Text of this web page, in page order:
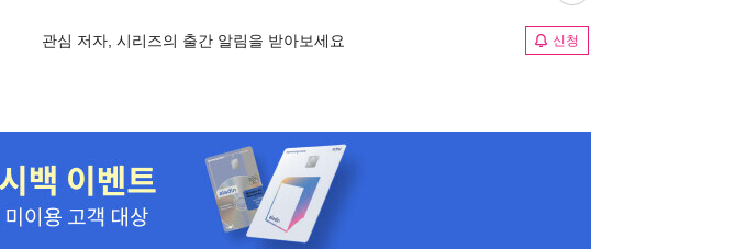
관심 저자, 시리즈의 출간 알림을 받아보세요 신청